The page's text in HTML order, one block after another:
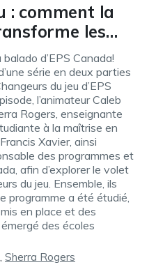
: comment la
les
partie 1
Canada, Saison
d’EPS Canada!
série en deux parties
du jeu d’EPS
l’animateur Caleb
Rogers, enseignante
à la maîtrise en
Xavier, ainsi
des programmes et
afin d’explorer le volet
du jeu. Ensemble, ils
programme a été étudié,
en place et des
des écoles
Sherra Rogers